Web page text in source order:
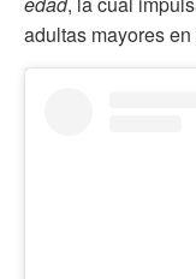
adultas mayores